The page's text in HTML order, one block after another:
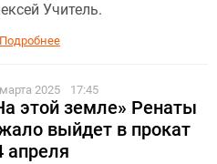
Учитель.
Подробнее
2025 17:45
этой земле» Ренаты
выйдет в прокат
апреля